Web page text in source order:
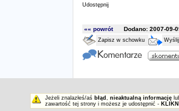
Udostępnij
«« powrótDodano: 2007-09-
Zapisz w schowku
Jeżeli znalazłeś/aś błąd , nieaktualną informację
zawartość tej strony i możesz je udostępnić -